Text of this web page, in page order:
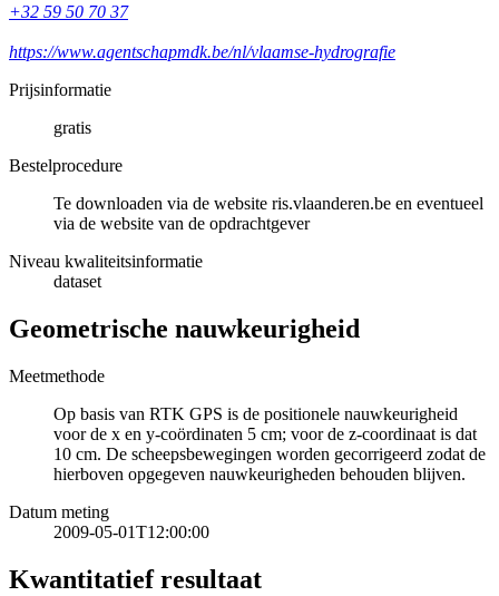
+32 59 50 70 37
https://www.agentschapmdk.be/nl/vlaamse-hydrografie
Prijsinformatie
gratis
Bestelprocedure
Te downloaden via de website ris.vlaanderen.be en eventueel
via de website van de opdrachtgever
Niveau kwaliteitsinformatie
dataset
Geometrische nauwkeurigheid
Meetmethode
Op basis van RTK GPS is de positionele nauwkeurigheid
voor de x en y-coördinaten 5 cm; voor de z-coordinaat is dat
10 cm. De scheepsbewegingen worden gecorrigeerd zodat de
hierboven opgegeven nauwkeurigheden behouden blijven.
Datum meting
2009-05-01T12:00:00
Kwantitatief resultaat